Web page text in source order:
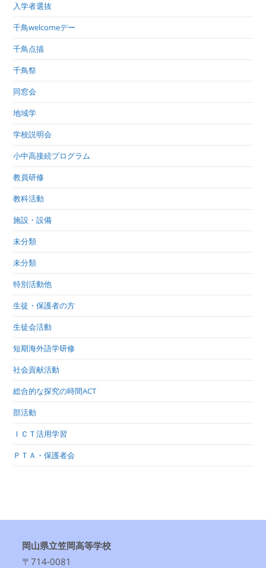
入学者選抜
千鳥welcomeデー
千鳥点描
千鳥祭
同窓会
地域学
学校説明会
小中高接続プログラム
教員研修
教科活動
施設・設備
未分類
未分類
特別活動他
生徒・保護者の方
生徒会活動
短期海外語学研修
社会貢献活動
総合的な探究の時間ACT
部活動
ＩＣＴ活用学習
ＰＴＡ・保護者会
岡山県立笠岡高等学校
〒714-0081